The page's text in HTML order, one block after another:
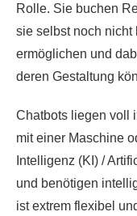
Rolle. Sie buchen
sie selbst noch
ermöglichen und
deren Gestaltung
Chatbots liegen voll
mit einer Maschine
Intelligenz (KI) /
und benötigen
ist extrem flexibel